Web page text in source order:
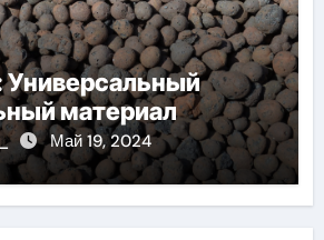
Универсальный
материал
Май 19, 2024